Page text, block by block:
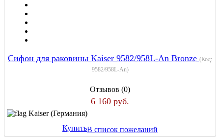
Сифон для раковины Kaiser 9582/958L-An Bronze (Код:
9582/958L-An)
Отзывов (0)
6 160 руб.
Kaiser (Германия)
КупитьВ список пожеланий